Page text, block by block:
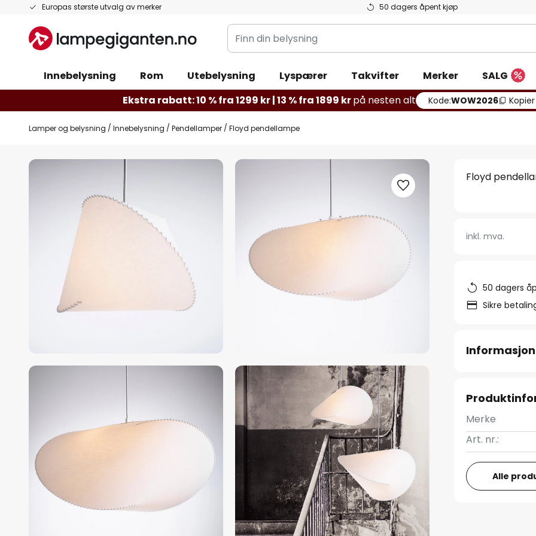
Europas største utvalg av merker 50 dagers åpent kjøp
Hopp
innhold
Finn
din
Innebelysning
Rom Utebelysning Lyspærer Takvifter Merker
SALG
Ekstra rabatt: 10 % fra 1299 kr | 13 % fra 1899 krpå nesten alt Kode:WOW2026 Kopier
Lamper og belysning Innebelysning Pendellamper Floyd pendellampe
Gå
bildegalleri
Floyd
inkl. mva.
50 dagers
Sikre
Merke
Art. nr.:
Alle